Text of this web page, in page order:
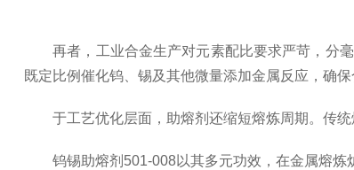
再者，工业合金生产对元素配比要求严苛，分毫
既定比例催化钨、锡及其他微量添加金属反应，确
于工艺优化层面，助熔剂还缩短熔炼周期。传统
钨锡助熔剂501-008以其多元功效，在金属熔炼